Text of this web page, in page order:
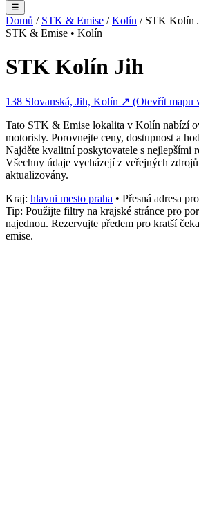
☰
Domů / STK & Emise /Kolín / STK Kolín
STK & Emise • Kolín
STK Kolín Jih
138 Slovanská, Jih, Kolín ↗ (Otevřít mapu
Tato STK & Emise lokalita v Kolín nabízí
motoristy. Porovnejte ceny, dostupnost a
Najděte kvalitní poskytovatele s nejlepšími
Všechny údaje vycházejí z veřejných
aktualizovány.
Kraj: hlavni mesto praha • Přesná adresa
Tip: Použijte filtry na krajské stránce pro
najednou. Rezervujte předem pro kratší
emise.